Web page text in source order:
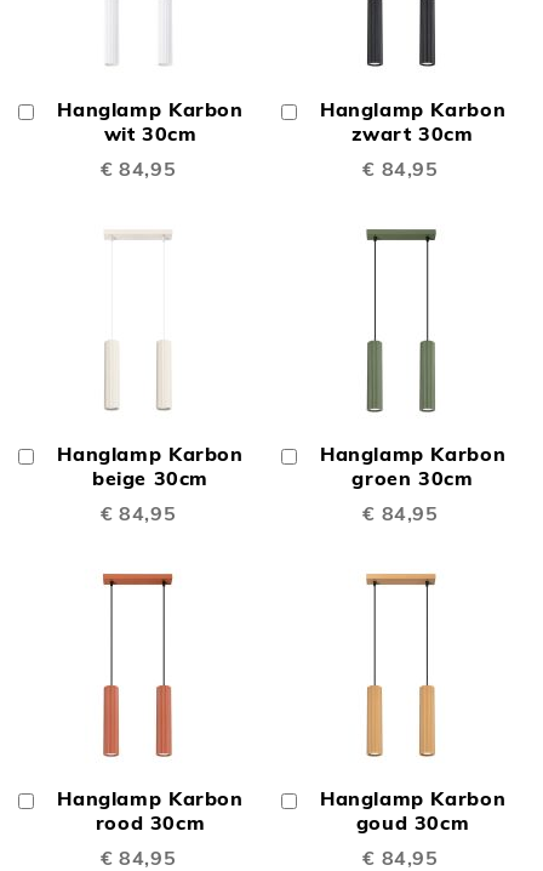
Hanglamp Karbon
wit 30cm
€ 84,95
Winkelwagen
Hanglamp Karbon
zwart 30cm
€ 84,95
Winkelwagen
Hanglamp Karbon
beige 30cm
€ 84,95
Winkelwagen
Hanglamp Karbon
groen 30cm
€ 84,95
Winkelwagen
Hanglamp Karbon
rood 30cm
€ 84,95
Winkelwagen
Hanglamp Karbon
goud 30cm
€ 84,95
Winkelwagen